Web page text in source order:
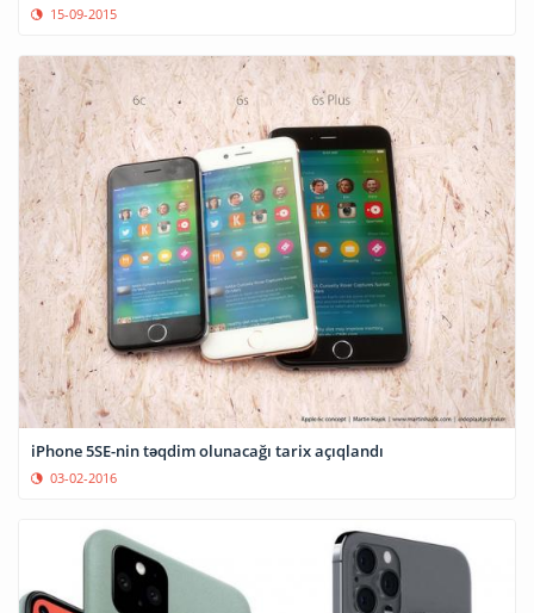
15-09-2015
iPhone 5SE-nin təqdim olunacağı tarix açıqlandı
03-02-2016